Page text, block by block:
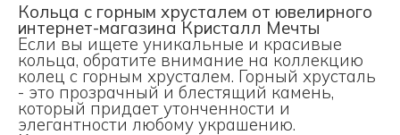
Кольца с горным хрусталем от ювелирного
интернет-магазина Кристалл Мечты
Если вы ищете уникальные и красивые
кольца, обратите внимание на коллекцию
колец с горным хрусталем. Горный хрусталь
- это прозрачный и блестящий камень,
который придает утонченности и
элегантности любому украшению.